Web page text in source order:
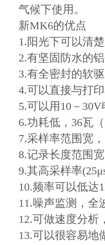
气候下使用。
新MK6的优点
1.阳光下可以清
2.有坚固防水的
3.有全密封的软驱
4.可以直接与打
5.可以用10－
6.功耗低，36瓦
7.采样率范围宽
8.记录长度范围
9.其高采样率
10.频率可以低达
11.噪声监测，全
12.可做速度分析
13.可以很容易地